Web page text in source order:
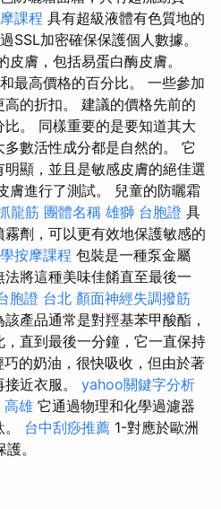
課程 具有超級液體有色質地的
SSL加密確保保護個人數據。
皮膚，包括易蛋白酶皮膚。
最高價格的百分比。 一些參加
的折扣。 建議的價格先前的
。 同樣重要的是要知道其大
數活性成分都是自然的。 它
顯，並且是敏感皮膚的絕佳選
膚進行了測試。 兒童的防曬霜
龍筋 團體名稱 雄獅 台胞證 具
劑，可以更有效地保護敏感的
學按摩課程 包裝是一種泵金屬
將這種美味佳餚直至最後一
胞證 台北 顏面神經失調撥筋
產品通常是對羥基苯甲酸酯，
直到最後一分鐘，它一直保持
巧的奶油，很快吸收，但由於著
近衣服。 yahoo關鍵字分析
高雄 它通過物理和化學過濾器
台中刮痧推薦 1-對應於歐洲
。